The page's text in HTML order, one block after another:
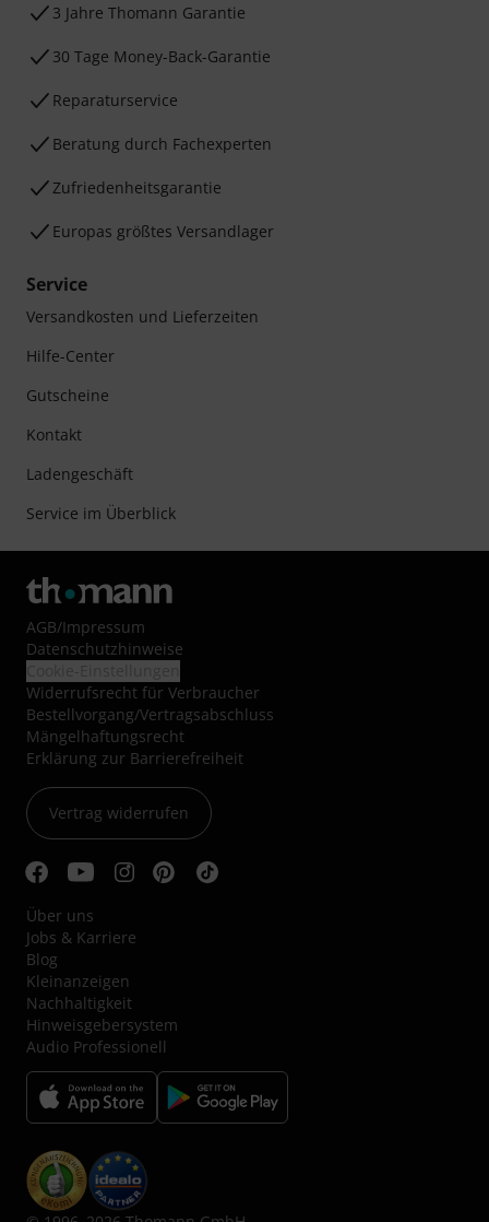
3 Jahre Thomann Garantie
30 Tage Money-Back-Garantie
Reparaturservice
Beratung durch Fachexperten
Zufriedenheitsgarantie
Europas größtes Versandlager
Service
Versandkosten und Lieferzeiten
Hilfe-Center
Gutscheine
Kontakt
Ladengeschäft
Service im Überblick
AGB/Impressum
Datenschutzhinweise
Widerrufsrecht für Verbraucher
Bestellvorgang/Vertragsabschluss
Mängelhaftungsrecht
Erklärung zur Barrierefreiheit
Vertrag widerrufen
Über uns
Jobs & Karriere
Blog
Kleinanzeigen
Nachhaltigkeit
Hinweisgebersystem
Audio Professionell